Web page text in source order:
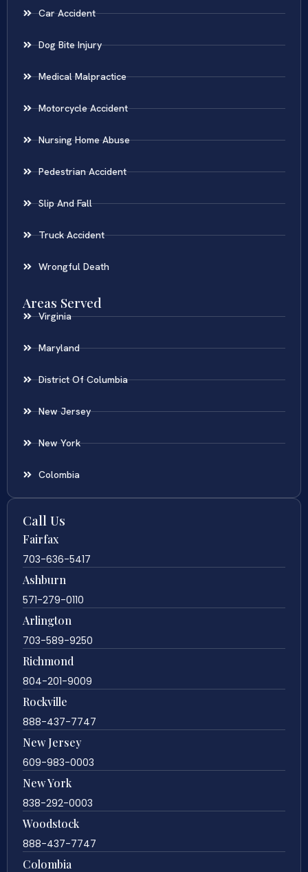
Car Accident
Dog Bite Injury
Medical Malpractice
Motorcycle Accident
Nursing Home Abuse
Pedestrian Accident
Slip And Fall
Truck Accident
Wrongful Death
Areas Served
Virginia
Maryland
District Of Columbia
New Jersey
New York
Colombia
Call Us
Fairfax
703-636-5417
Ashburn
571-279-0110
Arlington
703-589-9250
Richmond
804-201-9009
Rockville
888-437-7747
New Jersey
609-983-0003
New York
838-292-0003
Woodstock
888-437-7747
Colombia